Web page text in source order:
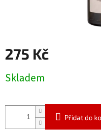
275 Kč
cena:
Skladem
Přidat do